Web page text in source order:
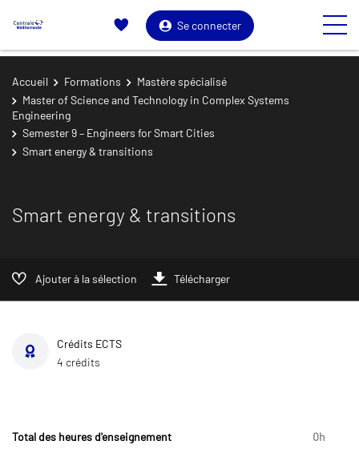
Se connecter
Accueil Formations
Mastère spécialisé
Master of Science and Technology in Complex Systems
Engineering
Semester 9 – Engineers for Smart Cities
Smart energy & transitions
Smart energy & transitions
Ajouter à la sélection Télécharger
Crédits ECTS
4 crédits
Total des heures d'enseignement 0h